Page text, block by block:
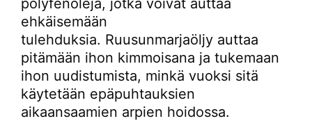
polyfenoleja, jotka voivat auttaa
ehkäisemään
tulehduksia. Ruusunmarjaöljy auttaa
pitämään ihon kimmoisana ja tukemaan
ihon uudistumista, minkä vuoksi sitä
käytetään epäpuhtauksien
aikaansaamien arpien hoidossa.